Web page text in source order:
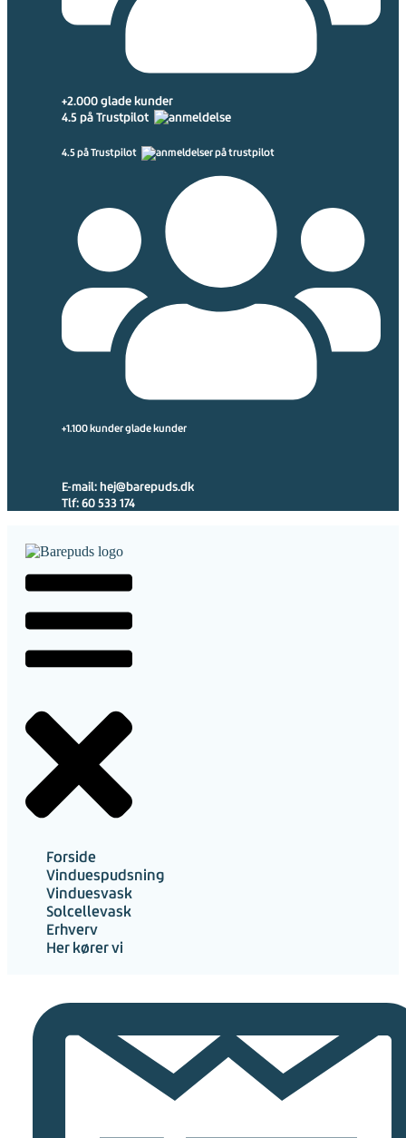
+2.000 glade kunder
4.5 på Trustpilot
4.5 på Trustpilot
+1.100 kunder glade kunder
E-mail: hej@barepuds.dk
Tlf: 60 533 174
Forside
Vinduespudsning
Vinduesvask
Solcellevask
Erhverv
Her kører vi